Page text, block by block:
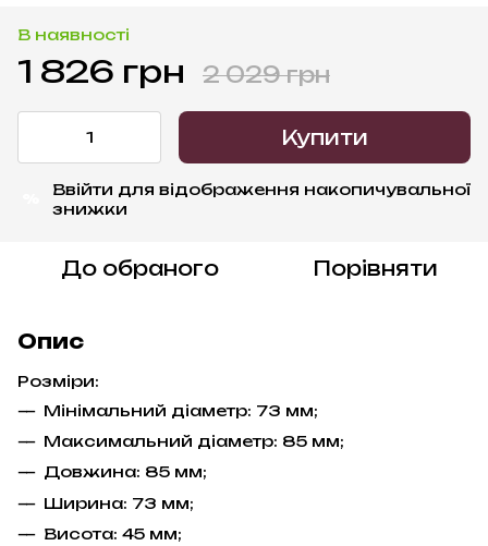
В наявності
1 826 грн 2 029 грн
Купити
Ввійти для відображення накопичувальної
знижки
До обраного Порівняти
Опис
Розміри:
Мінімальний діаметр: 73 мм;
Максимальний діаметр: 85 мм;
Довжина: 85 мм;
Ширина: 73 мм;
Висота: 45 мм;